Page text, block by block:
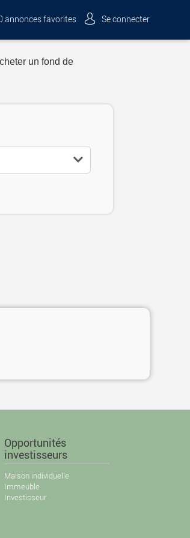
annonces favorites Se connecter
un fond de
Opportunités
investisseurs
Maison individuelle
Immeuble
Investisseur